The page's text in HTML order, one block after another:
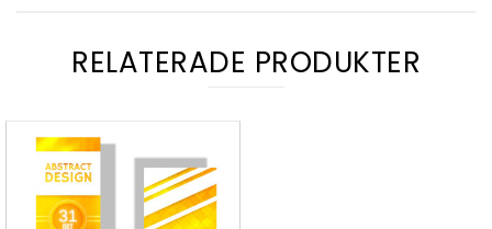
RELATERADE PRODUKTER